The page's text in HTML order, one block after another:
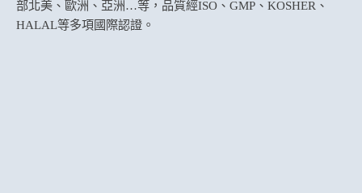
部北美、歐洲、亞洲…等，品質經ISO、GMP、KOSHER、
HALAL等多項國際認證。